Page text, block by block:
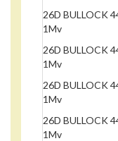
26D BULLOCK
1Mv
26D BULLOCK
1Mv
26D BULLOCK
1Mv
26D BULLOCK
1Mv